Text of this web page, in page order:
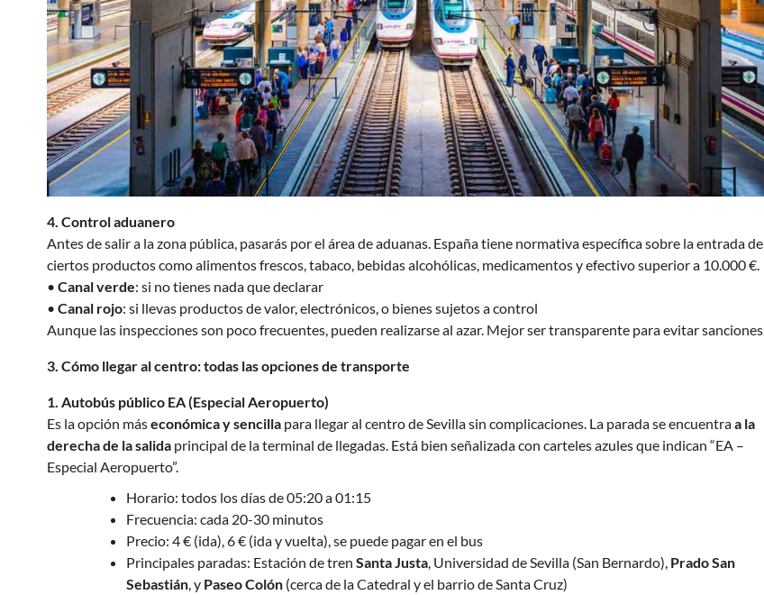
4. Control aduanero
Antes de salir a la zona pública, pasarás por el área de aduanas. España tiene normativa específica sobre la entrada de
ciertos productos como alimentos frescos, tabaco, bebidas alcohólicas, medicamentos y efectivo superior a 10.000 €.
• Canal verde: si no tienes nada que declarar
• Canal rojo: si llevas productos de valor, electrónicos, o bienes sujetos a control
Aunque las inspecciones son poco frecuentes, pueden realizarse al azar. Mejor ser transparente para evitar sanciones.
3. Cómo llegar al centro: todas las opciones de transporte
1. Autobús público EA (Especial Aeropuerto)
Es la opción máseconómica y sencilla para llegar al centro de Sevilla sin complicaciones. La parada se encuentraa la
derecha de la salida principal de la terminal de llegadas. Está bien señalizada con carteles azules que indican “EA –
Especial Aeropuerto”.
Horario: todos los días de 05:20 a 01:15
Frecuencia: cada 20-30 minutos
Precio: 4 € (ida), 6 € (ida y vuelta), se puede pagar en el bus
Principales paradas: Estación de tren Santa Justa , Universidad de Sevilla (San Bernardo), Prado San
Sebastián , y Paseo Colón (cerca de la Catedral y el barrio de Santa Cruz)